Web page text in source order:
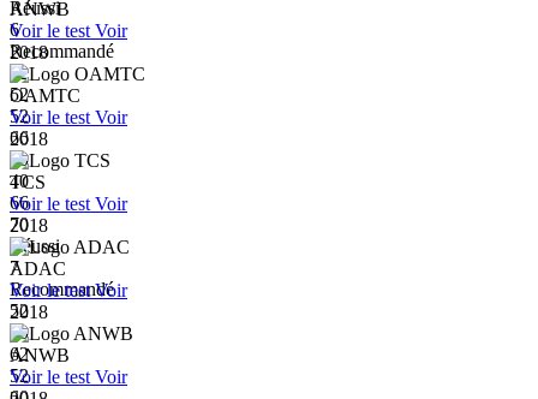
Réussi
6
Recommandé
52
52
52
66
60
40
66
70
Réussi
7
Recommandé
52
60
62
52
ANWB
Voir le test Voir
2018
OAMTC
Voir le test Voir
2018
TCS
Voir le test Voir
2018
ADAC
Voir le test Voir
2018
ANWB
Voir le test Voir